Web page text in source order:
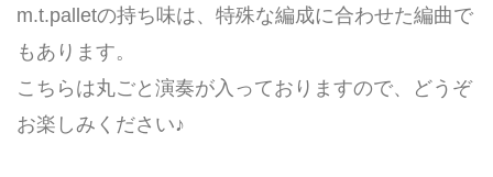
m.t.palletの持ち味は、特殊な編成に合わせた編曲で
もあります。
こちらは丸ごと演奏が入っておりますので、どうぞ
お楽しみください♪